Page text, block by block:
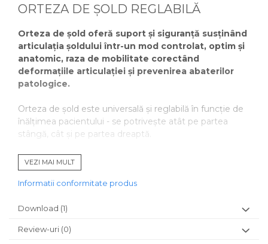
ORTEZA DE ȘOLD REGLABILĂ
Orteza de șold oferă suport și siguranță susținând
articulația șoldului într-un mod controlat, optim și
anatomic, raza de mobilitate corectând
deformațiile articulației și prevenirea abaterilor
patologice.
Orteza de șold este universală și reglabilă în funcție de
înălțimea pacientului - se potrivește atât pe partea
stângă, cât și pe partea dreaptă.
SPECIFICAȚII
șoldului de la 0 la 140 grade
Cureaua abdominală este moale și prezintă
reglaje care permit ajustarea individuală a
VEZI MAI MULT
Informatii conformitate produs
Download (1)
Review-uri (0)